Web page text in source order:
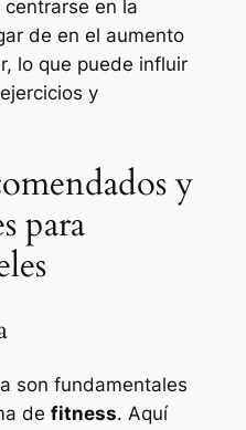
en la
de en el aumento
lo que puede influir
y
y
para
son fundamentales
de fitness. Aquí